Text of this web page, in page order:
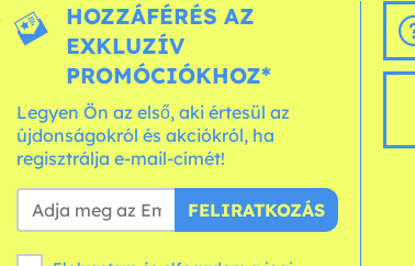
HOZZÁFÉRÉS AZ
EXKLUZÍV
PROMÓCIÓKHOZ*
Legyen Ön az első, aki értesül az
újdonságokról és akciókról, ha
regisztrálja e-mail-címét!
FELIRATKOZÁS